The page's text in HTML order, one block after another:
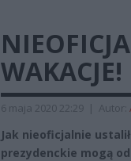
WAKACJE!
6 maja 2020 22:29 | Autor:
Jak nieoficjalnie
prezydenckie mogą